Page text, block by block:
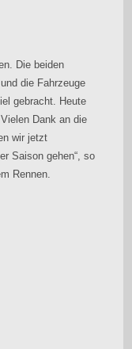
Die beiden
die Fahrzeuge
gebracht. Heute
Dank an die
wir jetzt
Saison gehen“, so
Rennen.